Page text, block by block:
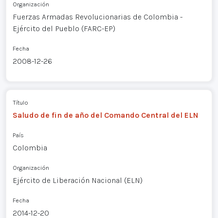
Organización
Fuerzas Armadas Revolucionarias de Colombia -
Ejército del Pueblo (FARC-EP)
Fecha
2008-12-26
Título
Saludo de fin de año del Comando Central del ELN
País
Colombia
Organización
Ejército de Liberación Nacional (ELN)
Fecha
2014-12-20